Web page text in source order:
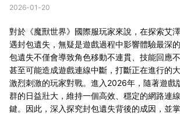
2026-01-20
對於《魔獸世界》國際服玩家來說，在探索艾
遇封包遺失，無疑是遊戲過程中影響體驗最深
包遺失不僅會導致角色移動不連貫、技能回應
甚至可能造成遊戲連線中斷，打斷正在進行的
激烈刺激的玩家對戰。進入2026年，隨著遊戲
群的日益壯大，維持一個高效、穩定的網路連
鍵。因此，深入探究封包遺失背後的成因，並